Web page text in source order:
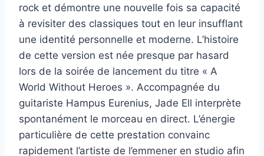
rock et démontre une nouvelle fois sa capacité
à revisiter des classiques tout en leur insufflant
une identité personnelle et moderne. L’histoire
de cette version est née presque par hasard
lors de la soirée de lancement du titre « A
World Without Heroes ». Accompagnée du
guitariste Hampus Eurenius, Jade Ell interprète
spontanément le morceau en direct. L’énergie
particulière de cette prestation convainc
rapidement l’artiste de l’emmener en studio afin